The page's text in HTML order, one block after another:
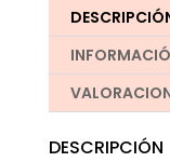
DESCRIPCIÓN